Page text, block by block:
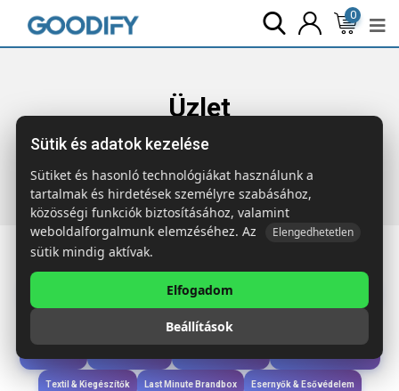
0
Üzlet
Főoldal Termékek Sport & Szabadidő
Láthatósági kantár
Étkezés & Ivás
Wellness & Ápolás
Textil & Kiegészítők Last Minute Brandbox Esernyők & Esővédelem
Sütik és adatok kezelése
Sütiket és hasonló technológiákat használunk a
tartalmak és hirdetések személyre szabásához,
közösségi funkciók biztosításához, valamint
weboldalforgalmunk elemzéséhez. Az
Elengedhetetlen
sütik mindig aktívak.
Elfogadom
Beállítások